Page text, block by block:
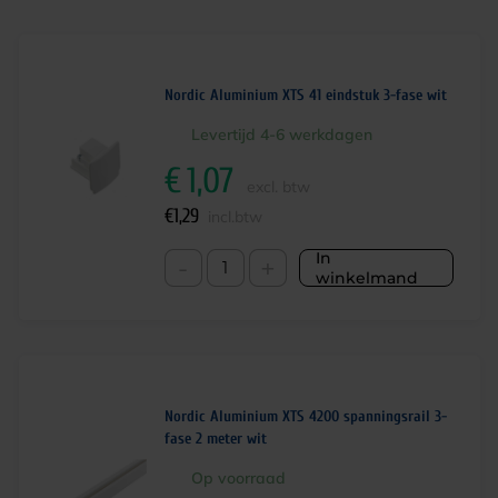
Nordic Aluminium XTS 41 eindstuk 3-fase wit
Levertijd 4-6 werkdagen
In
winkelmand
€1,07
€1,29
Nordic Aluminium XTS 4200 spanningsrail 3-
fase 2 meter wit
Op voorraad